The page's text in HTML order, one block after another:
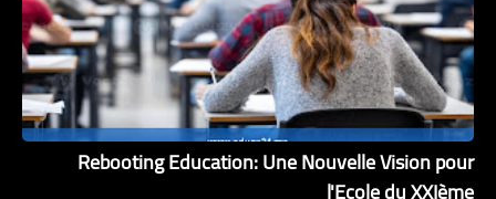
Rebooting Education: Une Nouvelle Vision pour